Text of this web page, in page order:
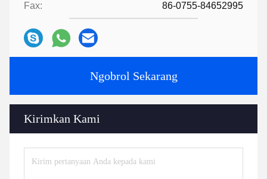
Fax: 86-0755-84652995
Ngobrol Sekarang
Kirimkan Kami